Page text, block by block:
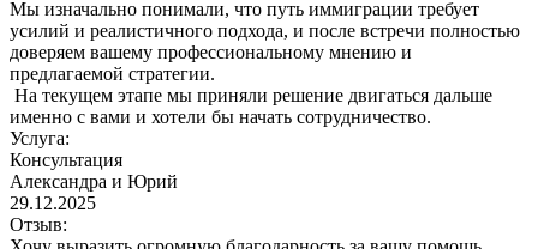
Мы изначально понимали, что путь иммиграции требует
усилий и реалистичного подхода, и после встречи полностью
доверяем вашему профессиональному мнению и
предлагаемой стратегии.
На текущем этапе мы приняли решение двигаться дальше
именно с вами и хотели бы начать сотрудничество.
Услуга:
Консультация
Александра и Юрий
29.12.2025
Отзыв: